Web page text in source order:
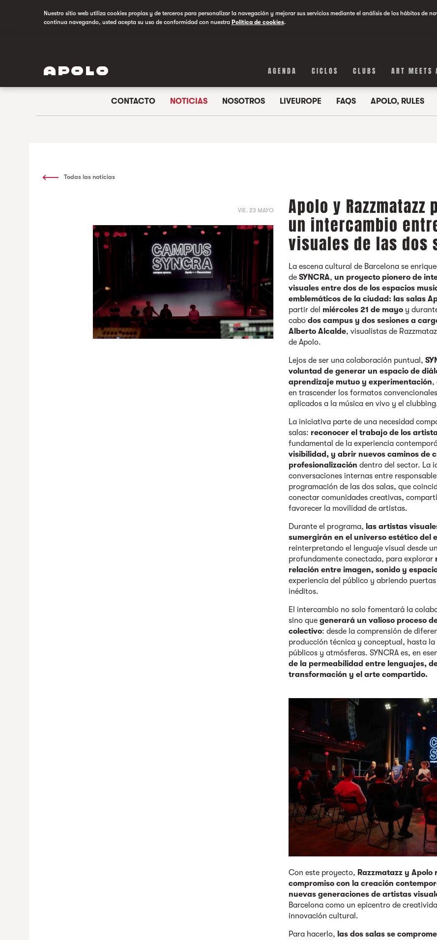
Nuestro sitio web utiliza cookies propias y de terceros para personalizar la navegación y mejorar sus servicios mediante el análisis de los hábitos de
continua navegando, usted acepta su uso de conformidad con nuestra Política de cookies.
AGENDA CICLOS CLUBS ART MEETS
CONTACTO NOTICIAS NOSOTROS LIVEUROPE FAQS APOLO, RULES
Todas las noticias
VIE. 23 MAYO
Apolo y Razzmatazz
un intercambio
visuales de las dos
La escena cultural de Barcelona se
deSYNCRA, un proyecto pionero de
visuales entre dos de los espacios
emblemáticos de la ciudad: las salas
partir del miércoles 21 de mayo y
cabo dos campus y dos sesiones a
Alberto Alcalde, visualistas de
de Apolo.
Lejos de ser una colaboración puntual,
voluntad de generar un espacio de
aprendizaje mutuo y experimentación,
en trascender los formatos
aplicados a la música en vivo y el
La iniciativa parte de una necesidad
salas: reconocer el trabajo de los
fundamental de la experiencia
visibilidad, y abrir nuevos caminos de
profesionalizacióndentro del sector. La
conversaciones internas entre
programación de las dos salas, que
conectar comunidades creativas,
favorecer la movilidad de artistas.
Durante el programa, las artistas
sumergirán en el universo estético del
reinterpretando el lenguaje visual desde
profundamente conectada, para explorar
relación entre imagen, sonido y
experiencia del público y abriendo
inéditos.
El intercambio no solo fomentará la
sino que generará un valioso proceso
colectivo: desde la comprensión de
producción técnica y conceptual, hasta
públicos y atmósferas. SYNCRA es, en
de la permeabilidad entre lenguajes,
transformación y el arte compartido.
Con este proyecto, Razzmatazz y
compromiso con la creación
nuevas generaciones de artistas
Barcelona como un epicentro de
innovación cultural.
Para hacerlo, las dos salas se